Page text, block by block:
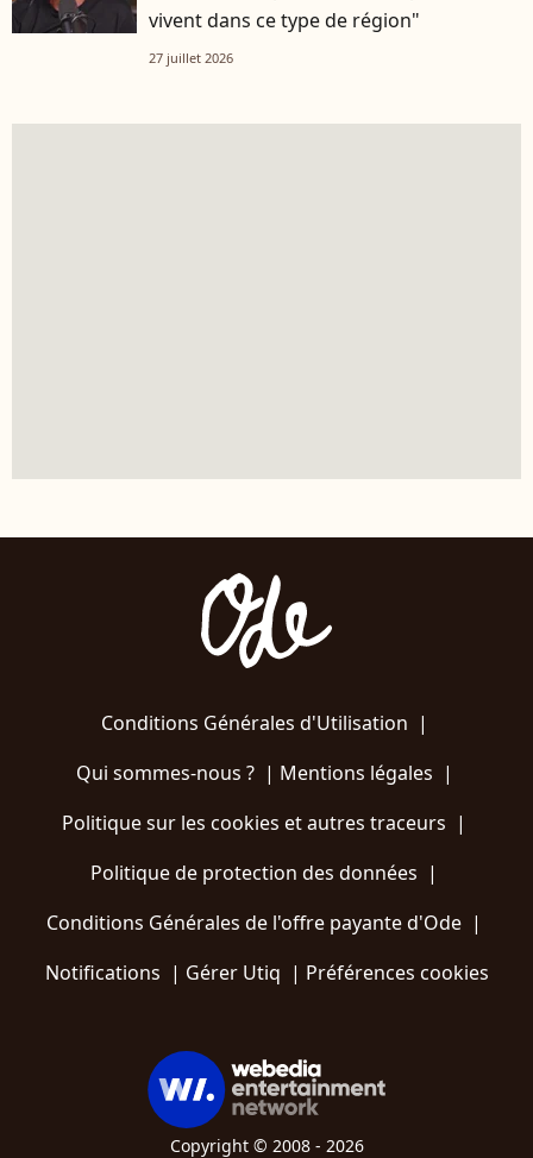
vivent dans ce type de région"
27 juillet 2026
Conditions Générales d'Utilisation |
Qui sommes-nous ?| Mentions légales |
Politique sur les cookies et autres traceurs |
Politique de protection des données |
Conditions Générales de l'offre payante d'Ode |
Notifications | Gérer Utiq | Préférences cookies
Copyright © 2008 - 2026